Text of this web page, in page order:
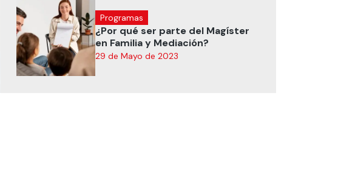
Programas
¿Por qué ser parte del Magíster
en Familia y Mediación?
29 de Mayo de 2023